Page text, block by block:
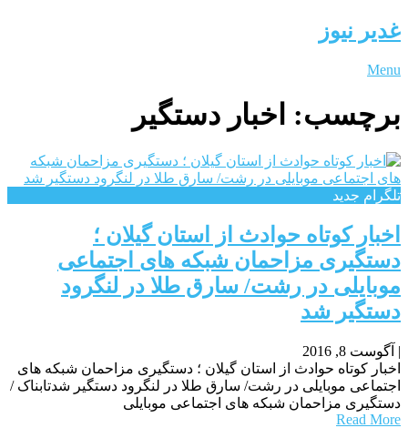
غدیر نیوز
Menu
برچسب: اخبار دستگیر
تلگرام جدید
اخبار کوتاه حوادث از استان گیلان ؛
دستگیری مزاحمان شبکه های اجتماعی
موبایلی در رشت/ سارق طلا در لنگرود
دستگیر شد
| آگوست 8, 2016
اخبار کوتاه حوادث از استان گیلان ؛ دستگیری مزاحمان شبکه های
اجتماعی موبایلی در رشت/ سارق طلا در لنگرود دستگیر شدتابناک /
دستگیری مزاحمان شبکه های اجتماعی موبایلی
Read More